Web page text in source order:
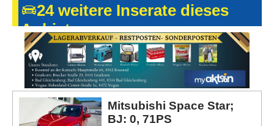
24 weitere Inserate dieses
Anbieters
Mitsubishi Space Star;
BJ: 0, 71PS